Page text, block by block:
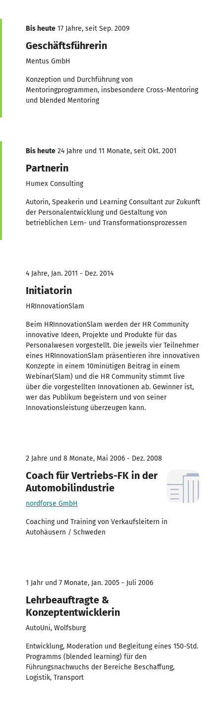
Bis heute 17 Jahre, seit Sep. 2009
Geschäftsführerin
Mentus GmbH
Konzeption und Durchführung von
Mentoringprogrammen, insbesondere Cross-Mentoring
und blended Mentoring
Bis heute 24 Jahre und 11 Monate, seit Okt. 2001
Partnerin
Humex Consulting
Autorin, Speakerin und Learning Consultant zur Zukunft
der Personalentwicklung und Gestaltung von
betrieblichen Lern- und Transformationsprozessen
4 Jahre, Jan. 2011 - Dez. 2014
Initiatorin
HRInnovationSlam
Beim HRInnovationSlam werden der HR Community
innovative Ideen, Projekte und Produkte für das
Personalwesen vorgestellt. Die jeweils vier Teilnehmer
eines HRInnovationSlam präsentieren ihre innovativen
Konzepte in einem 10minütigen Beitrag in einem
Webinar(Slam) und die HR Community stimmt live
über die vorgestellten Innovationen ab. Gewinner ist,
wer das Publikum begeistern und von seiner
Innovationsleistung überzeugen kann.
2 Jahre und 8 Monate, Mai 2006 - Dez. 2008
Coach für Vertriebs-FK in der
Automobilindustrie
nordforse GmbH
Coaching und Training von Verkaufsleitern in
Autohäusern / Schweden
1 Jahr und 7 Monate, Jan. 2005 - Juli 2006
Lehrbeauftragte &
Konzeptentwicklerin
AutoUni, Wolfsburg
Entwicklung, Moderation und Begleitung eines 150-Std.
Programms (blended learning) für den
Führungsnachwuchs der Bereiche Beschaffung,
Logistik, Transport